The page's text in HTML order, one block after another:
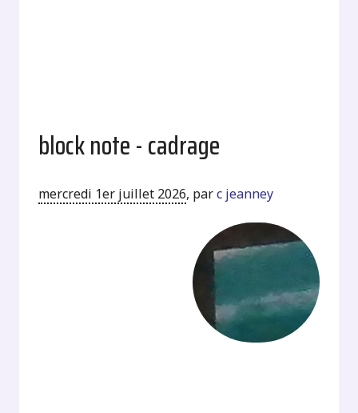
block note - cadrage
mercredi 1er juillet 2026, parc jeanney